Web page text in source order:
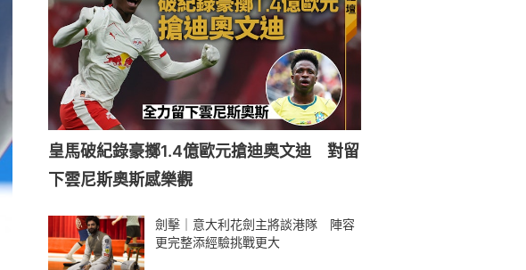
皇馬破紀錄豪擲1.4億歐元搶迪奧文迪 對留
下雲尼斯奧斯感樂觀
劍擊｜意大利花劍主將談港隊 陣容
更完整添經驗挑戰更大